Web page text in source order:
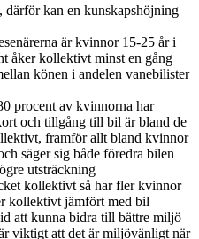
därför kan en kunskapshöjning
är kvinnor 15-25 år i
åker kollektivt minst en gång
könen i andelen vanebilister
procent av kvinnorna har
och tillgång till bil är bland de
framför allt bland kvinnor
säger sig både föredra bilen
utsträckning
kollektivt så har fler kvinnor
kollektivt jämfört med bil
att kunna bidra till bättre miljö
viktigt att det är miljövänligt när